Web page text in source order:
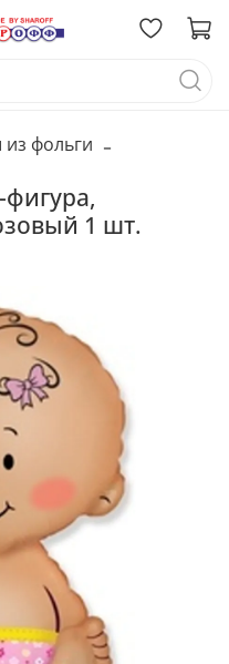
фольги
1 шт.